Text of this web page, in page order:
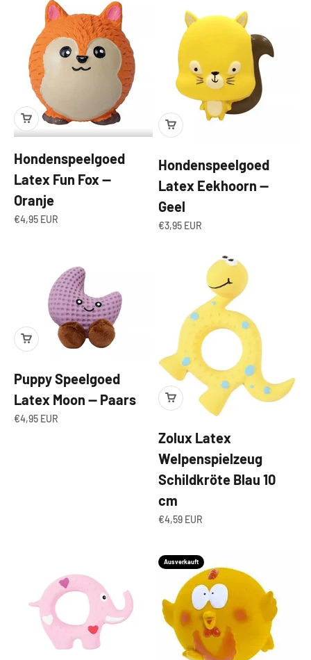
Hondenspeelgoed
Latex Fun Fox —
Oranje
Angebot
€4,95 EUR
Hondenspeelgoed
Latex Eekhoorn —
Geel
Angebot
€3,95 EUR
Puppy Speelgoed
Latex Moon — Paars
Angebot
€4,95 EUR
Zolux Latex
Welpenspielzeug
Schildkröte Blau 10
cm
Angebot
€4,59 EUR
Ausverkauft